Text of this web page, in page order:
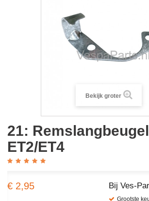
Bekijk groter
21:
ET2/ET4
€ 2,95 Bij Ves-
Grootste